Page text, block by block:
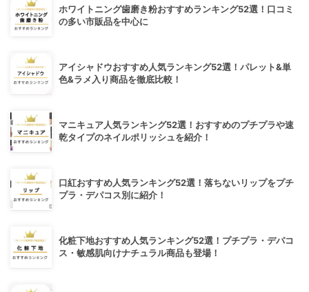
ホワイトニング歯磨き粉おすすめランキング52選！口コミ
の多い市販品を中心に
アイシャドウおすすめ人気ランキング52選！パレット&単
色&ラメ入り商品を徹底比較！
マニキュア人気ランキング52選！おすすめのプチプラや速
乾タイプのネイルポリッシュを紹介！
口紅おすすめ人気ランキング52選！落ちないリップをプチ
プラ・デパコス別に紹介！
化粧下地おすすめ人気ランキング52選！プチプラ・デパコ
ス・敏感肌向けナチュラル商品も登場！